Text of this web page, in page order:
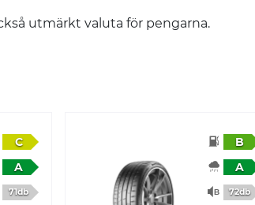
utmärkt valuta för pengarna.
C
A
71db
B
A
72db